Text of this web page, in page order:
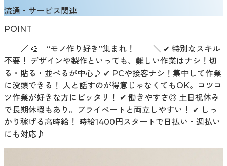
流通・サービス関連
POINT
／ 🎨 “モノ作り好き”集まれ！ ＼ ✔ 特別なスキル
不要！ デザインや製作といっても、難しい作業はナシ！切
る・貼る・並べるが中心♪ ✔ PCや接客ナシ！集中して作業
に没頭できる！ 人と話すのが得意じゃなくてもOK。コツコ
ツ作業が好きな方にピッタリ！ ✔ 働きやすさ◎ 土日祝休み
で長期休暇もあり。プライベートと両立しやすい！ ✔ しっ
かり稼げる高時給！ 時給1400円スタートで日払い・週払い
にも対応♪